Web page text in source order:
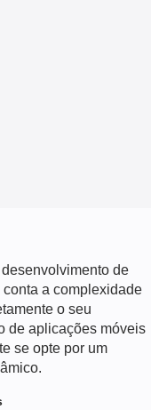
de
conta a complexidade
o seu
de aplicações móveis
se opte por um